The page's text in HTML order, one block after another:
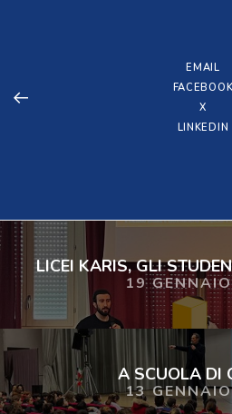
EMAIL
FACEBOOK
X
LINKEDIN
19
A SCUOLA DI
13